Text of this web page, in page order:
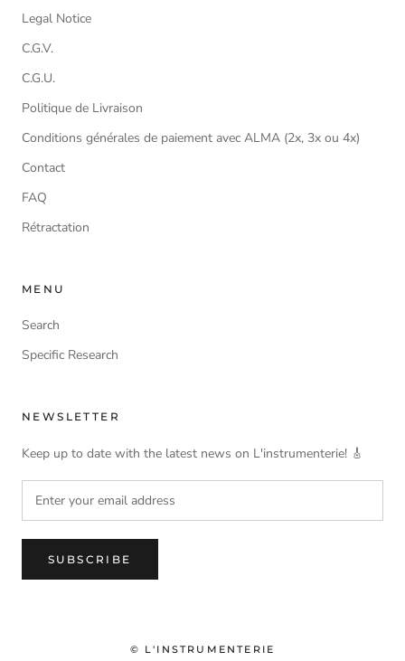
Legal Notice
C.G.V.
C.G.U.
Politique de Livraison
Conditions générales de paiement avec ALMA (2x, 3x ou 4x)
Contact
FAQ
Rétractation
MENU
Search
Specific Research
NEWSLETTER
Keep up to date with the latest news on L'instrumenterie! 🎸
SUBSCRIBE
© L'INSTRUMENTERIE